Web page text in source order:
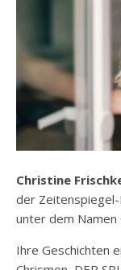
Christine
der
unter dem Namen
Ihre Geschichten